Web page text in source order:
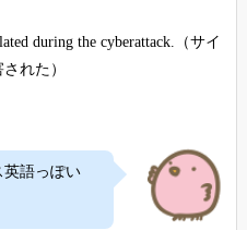
during the cyberattack.（サイ
れた）
英語っぽい